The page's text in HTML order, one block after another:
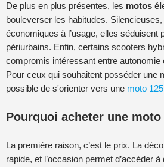
De plus en plus présentes, les motos
bouleverser les habitudes.
économiques à l’usage, elles séduisent
périurbains. Enfin, certains scooters
compromis intéressant entre autonomie
Pour ceux qui souhaitent posséder une
possible de s'orienter vers une moto 125
Pourquoi acheter une moto
La première raison, c’est le prix. La
rapide, et l’occasion permet d’accéder